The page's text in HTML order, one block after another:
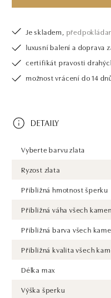
Je skladem,
luxusní balení a doprava
certifikát pravosti
možnost vrácení do 14
DETAILY
Vyberte barvu zlata
Ryzost zlata
Přibližná hmotnost šperku
Přibližná váha všech
Přibližná barva všech
Přibližná kvalita všech
Délka max
Výška šperku